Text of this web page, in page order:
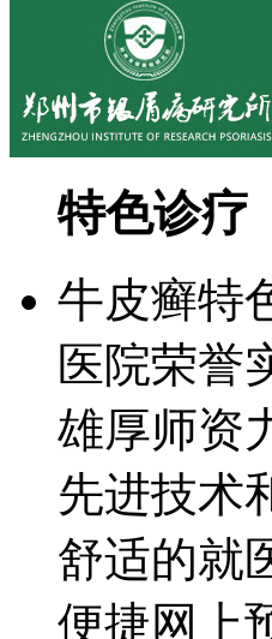
特色诊疗
牛皮癣特
医院荣誉
雄厚师资
先进技术
舒适的就
便捷网上